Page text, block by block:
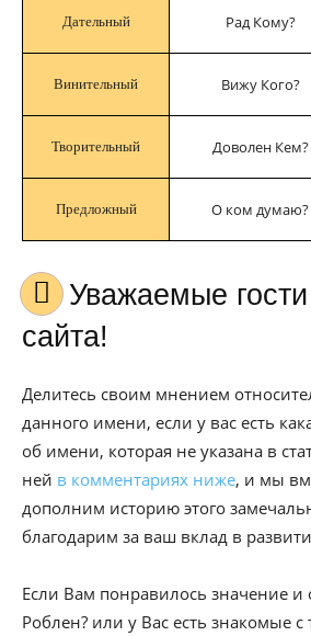
Дательный Рад Кому?
Винительный Вижу Кого?
Творительный Доволен Кем?
Предложный О ком думаю?
Уважаемые гости нашего
сайта!
Делитесь своим мнением
данного имени, если у вас есть
об имени, которая не указана в
ней в комментариях ниже, и мы
дополним историю этого
благодарим за ваш вклад в
Если Вам понравилось значение
Роблен? или у Вас есть знакомые